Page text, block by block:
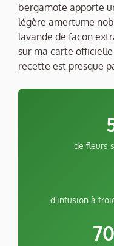
bergamote apporte
légère amertume
lavande de façon
sur ma carte
recette est presque
de fleurs
d’infusion à